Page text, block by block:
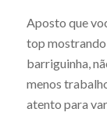
Aposto que
top mostrando
barriguinha,
menos
atento para